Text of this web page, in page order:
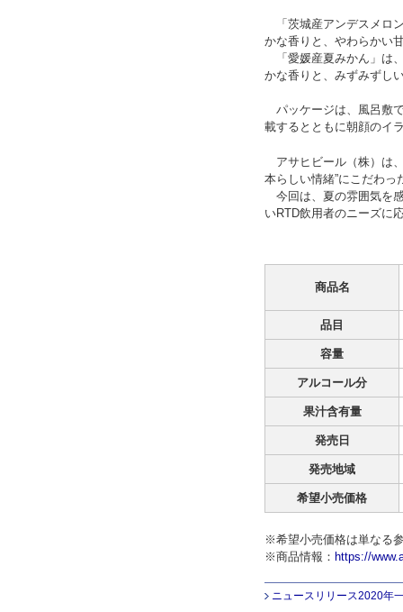
「茨城産アンデスメロ
かな香りと、やわらかい
「愛媛産夏みかん」は
かな香りと、みずみずし
パッケージは、風呂敷
載するとともに朝顔のイ
アサヒビール（株）は
本らしい情緒”にこだわ
今回は、夏の雰囲気を
いRTD飲用者のニーズに
商品名
品目
容量
アルコール分
果汁含有量
発売日
発売地域
希望小売価格
※希望小売価格は単なる
※商品情報： https://
ニュースリリース2020年